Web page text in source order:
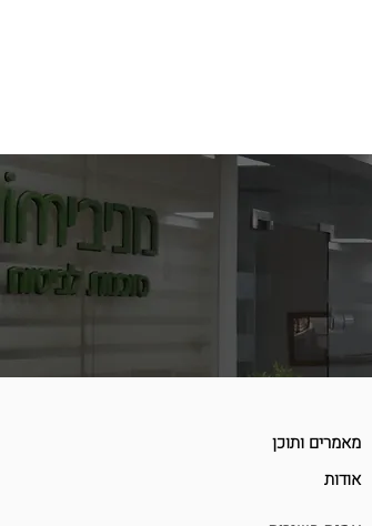
מאמרים ותוכן
אודות